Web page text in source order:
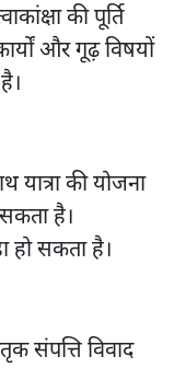
की पूर्ति
और गूढ़ विषयों
की योजना
है।
हो सकता है।
संपत्ति विवाद